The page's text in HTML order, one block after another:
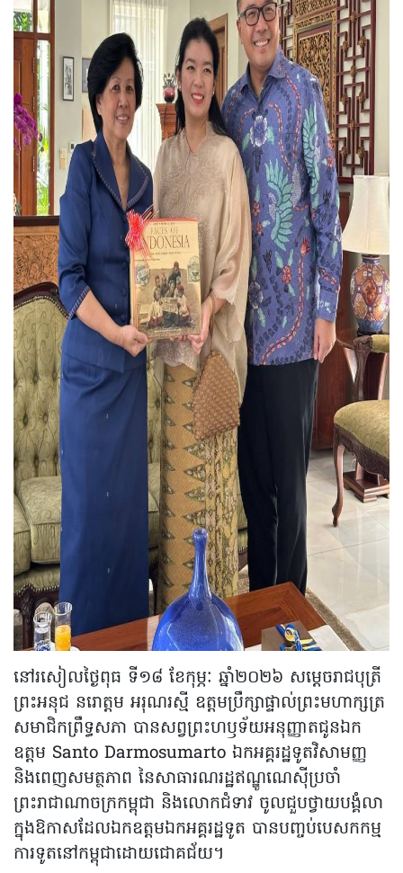
នៅរសៀលថ្ងៃពុធ ទី១៨ ខែកុម្ភៈ ឆ្នាំ២០២៦ សម្តេចរាជបុត្រី
ព្រះអនុជ នរោត្តម អរុណរស្មី ឧត្តមប្រឹក្សាផ្ទាល់ព្រះមហាក្សត្រ
សមាជិកព្រឹទ្ធសភា បានសព្វព្រះហឫទ័យអនុញ្ញាតជូនឯក
ឧត្តម Santo Darmosumarto ឯកអគ្គរដ្ឋទូតវិសាមញ្ញ
និងពេញសមត្ថភាព នៃសាធារណរដ្ឋឥណ្ឌូណេស៊ីប្រចាំ
ព្រះរាជាណាចក្រកម្ពុជា និងលោកជំទាវ ចូលជួបថ្វាយបង្គំលា
ក្នុងឱកាសដែលឯកឧត្តមឯកអគ្គរដ្ឋទូត បានបញ្ចប់បេសកកម្ម
ការទូតនៅកម្ពុជាដោយជោគជ័យ។